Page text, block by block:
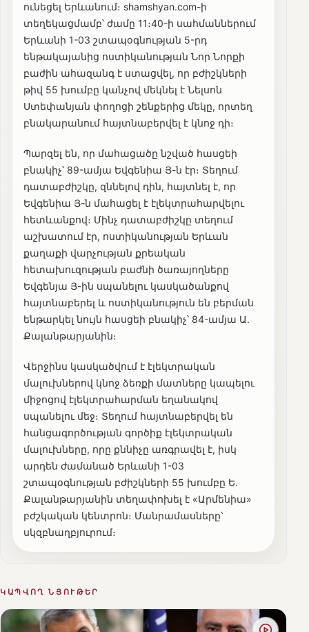
ունեցել Երևանում։ shamshyan.com-ի
տեղեկացմամբ՝ ժամը 11։40-ի սահմաններում
Երևանի 1-03 շտապօգնության 5-րդ
ենթակայանից ոստիկանության Նոր Նորքի
բաժին ահազանգ է ստացվել, որ բժիշկների
թիվ 55 խումբը կանչով մեկնել է Նելսոն
Ստեփանյան փողոցի շենքերից մեկը, որտեղ
բնակարանում հայտնաբերվել է կնոջ դի։
Պարզել են, որ մահացածը նշված հասցեի
բնակիչ՝ 89-ամյա Եվգենիա Յ-ն էր։ Տեղում
դատաբժիշկը, զննելով դին, հայտնել է, որ
Եվգենիա Յ-ն մահացել է էլեկտրահարվելու
հետևանքով։ Մինչ դատաբժիշկը տեղում
աշխատում էր, ոստիկանության Երևան
քաղաքի վարչության քրեական
հետախուզության բաժնի ծառայողները
Եվգենյա Յ-ին սպանելու կասկածանքով
հայտնաբերել և ոստիկանություն են բերման
ենթարկել նույն հասցեի բնակիչ՝ 84-ամյա Ա.
Քալանթարյանին։
Վերջինս կասկածվում է էլեկտրական
մալուխներով կնոջ ձեռքի մատները կապելու
միջոցով էլեկտրահարման եղանակով
սպանելու մեջ։ Տեղում հայտնաբերվել են
հանցագործության գործիք էլեկտրական
մալուխները, որը քննիչը առգրավել է, իսկ
արդեն ժամանած Երևանի 1-03
շտապօգնության բժիշկների 55 խումբը Ե.
Քալանթարյանին տեղափոխել է «Արմենիա»
բժշկական կենտրոն։ Մանրամասները՝
սկզբնաղբյուրում։
ԿԱՊՎՈՂ ՆՅՈՒԹԵՐ